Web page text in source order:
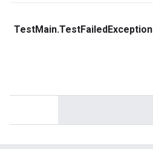
TestMain.TestFailedException